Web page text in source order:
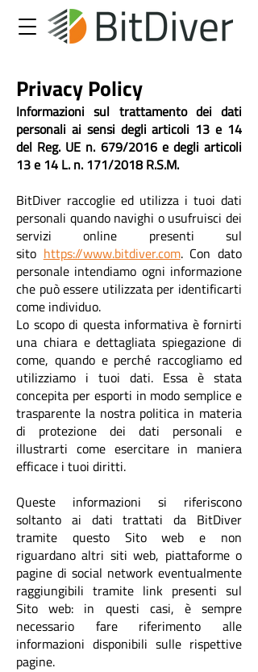
Privacy Policy
Informazioni sul trattamento dei dati
personali ai sensi degli articoli 13 e 14
del Reg. UE n. 679/2016 e degli articoli
13 e 14 L. n. 171/2018 R.S.M.
BitDiver raccoglie ed utilizza i tuoi dati
personali quando navighi o usufruisci dei
servizi online presenti sul
sito https://www.bitdiver.com. Con dato
personale intendiamo ogni informazione
che può essere utilizzata per identificarti
come individuo.
Lo scopo di questa informativa è fornirti
una chiara e dettagliata spiegazione di
come, quando e perché raccogliamo ed
utilizziamo i tuoi dati. Essa è stata
concepita per esporti in modo semplice e
trasparente la nostra politica in materia
di protezione dei dati personali e
illustrarti come esercitare in maniera
efficace i tuoi diritti.
Queste informazioni si riferiscono
soltanto ai dati trattati da BitDiver
tramite questo Sito web e non
riguardano altri siti web, piattaforme o
pagine di social network eventualmente
raggiungibili tramite link presenti sul
Sito web: in questi casi, è sempre
necessario fare riferimento alle
informazioni disponibili sulle rispettive
pagine.